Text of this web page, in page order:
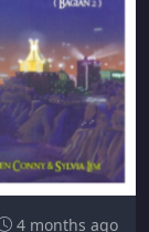
4 months ago